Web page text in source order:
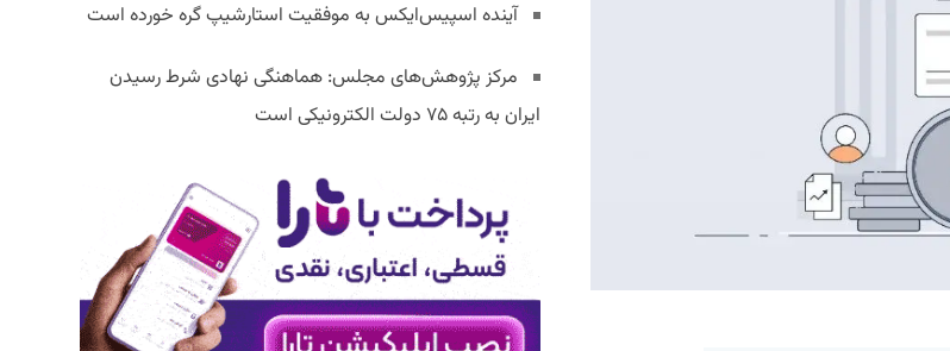
آینده اسپیس‌ایکس به موفقیت استارشیپ گره خورده است
مرکز پژوهش‌های مجلس: هماهنگی نهادی شرط رسیدن
ایران به رتبه ۷۵ دولت الکترونیکی است